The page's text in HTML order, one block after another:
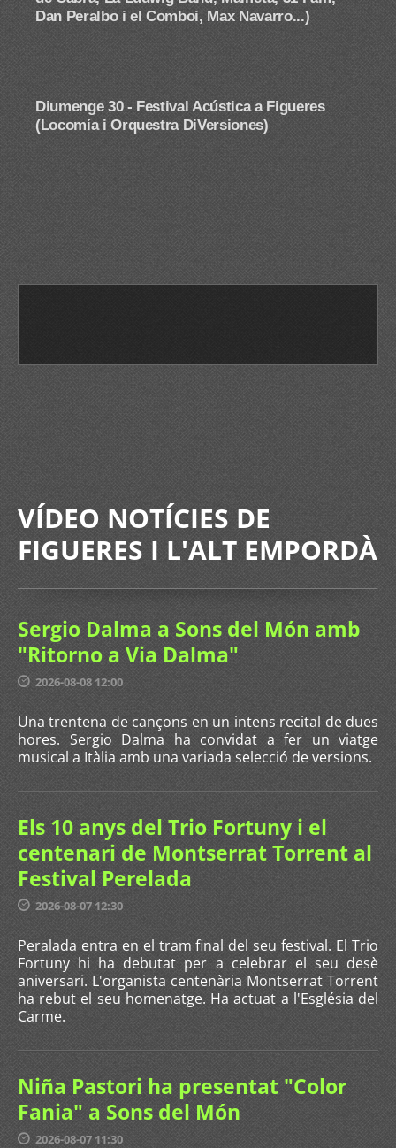
Dan Peralbo i el Comboi, Max Navarro...)
Diumenge 30 - Festival Acústica a Figueres
(Locomía i Orquestra DiVersiones)
VÍDEO NOTÍCIES DE
FIGUERES I L'ALT EMPORDÀ
Sergio Dalma a Sons del Món amb
"Ritorno a Via Dalma"
2026-08-08 12:00
Una trentena de cançons en un intens recital de dues
hores. Sergio Dalma ha convidat a fer un viatge
musical a Itàlia amb una variada selecció de versions.
Els 10 anys del Trio Fortuny i el
centenari de Montserrat Torrent al
Festival Perelada
2026-08-07 12:30
Peralada entra en el tram final del seu festival. El Trio
Fortuny hi ha debutat per a celebrar el seu desè
aniversari. L'organista centenària Montserrat Torrent
ha rebut el seu homenatge. Ha actuat a l'Església del
Carme.
Niña Pastori ha presentat "Color
Fania" a Sons del Món
2026-08-07 11:30